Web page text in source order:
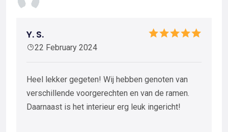
Y. S.
22 February 2024
Heel lekker gegeten! Wij hebben genoten van
verschillende voorgerechten en van de ramen.
Daarnaast is het interieur erg leuk ingericht!